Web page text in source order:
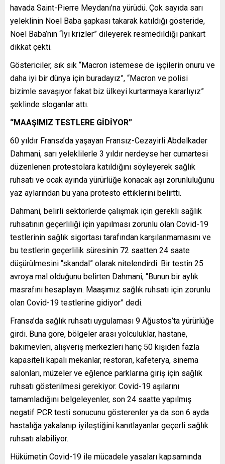
havada Saint-Pierre Meydanı’na yürüdü. Çok sayıda sarı
yeleklinin Noel Baba şapkası takarak katıldığı gösteride,
Noel Baba’nın “İyi krizler” dileyerek resmedildiği pankart
dikkat çekti.
Göstericiler, sık sık “Macron istemese de işçilerin onuru ve
daha iyi bir dünya için buradayız”, “Macron ve polisi
bizimle savaşıyor fakat biz ülkeyi kurtarmaya kararlıyız”
şeklinde sloganlar attı.
“MAAŞIMIZ TESTLERE GİDİYOR”
60 yıldır Fransa’da yaşayan Fransız-Cezayirli Abdelkader
Dahmani, sarı yeleklilerle 3 yıldır nerdeyse her cumartesi
düzenlenen protestolara katıldığını söyleyerek sağlık
ruhsatı ve ocak ayında yürürlüğe konacak aşı zorunluluğunu
yaz aylarından bu yana protesto ettiklerini belirtti.​​​​​​​
Dahmani, belirli sektörlerde çalışmak için gerekli sağlık
ruhsatının geçerliliği için yapılması zorunlu olan Covid-19
testlerinin sağlık sigortası tarafından karşılanmamasını ve
bu testlerin geçerlilik süresinin 72 saatten 24 saate
düşürülmesini “skandal” olarak nitelendirdi. Bir testin 25
avroya mal olduğunu belirten Dahmani, “Bunun bir aylık
masrafını hesaplayın. Maaşımız sağlık ruhsatı için zorunlu
olan Covid-19 testlerine gidiyor” dedi.
Fransa’da sağlık ruhsatı uygulaması 9 Ağustos’ta yürürlüğe
girdi. Buna göre, bölgeler arası yolculuklar, hastane,
bakımevleri, alışveriş merkezleri hariç 50 kişiden fazla
kapasiteli kapalı mekanlar, restoran, kafeterya, sinema
salonları, müzeler ve eğlence parklarına giriş için sağlık
ruhsatı gösterilmesi gerekiyor. Covid-19 aşılarını
tamamladığını belgeleyenler, son 24 saatte yapılmış
negatif PCR testi sonucunu gösterenler ya da son 6 ayda
hastalığa yakalanıp iyileştiğini kanıtlayanlar geçerli sağlık
ruhsatı alabiliyor.
Hükümetin Covid-19 ile mücadele yasaları kapsamında